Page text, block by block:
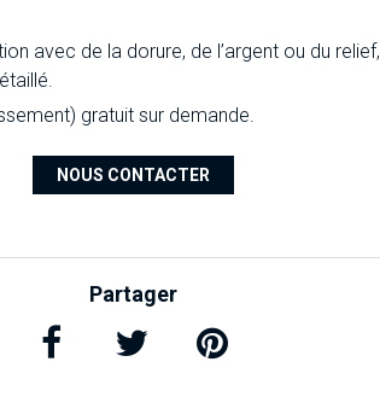
avec de la dorure, de l’argent ou du
gratuit sur demande.
NOUS CONTACTER
Partager